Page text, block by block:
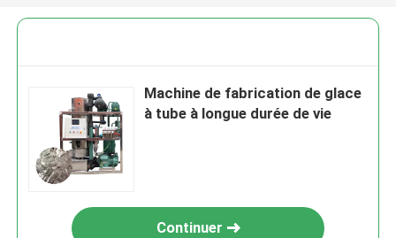
Machine de fabrication de glace
à tube à longue durée de vie
Continuer